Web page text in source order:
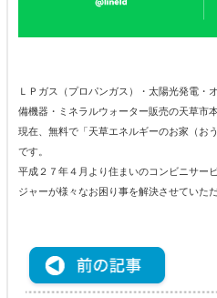
ＬＰガス（プロパンガス）・太陽光発電・
備機器・ミネラルウォーター販売の天草市
現在、無料で「天草エネルギーのお家（お
です。
平成２７年４月より住まいのコンビニサー
ジャーが様々なお困り事を解決させていた